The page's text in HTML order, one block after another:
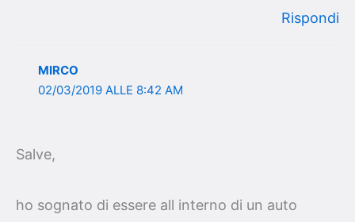
Rispondi
MIRCO
02/03/2019 ALLE 8:42 AM
Salve,
ho sognato di essere all interno di un auto